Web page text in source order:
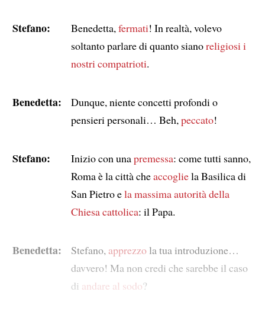
Stefano: Benedetta, fermati! In realtà, volevo
soltanto parlare di quanto sianoreligiosi i
nostri compatrioti.
Benedetta:
Dunque, niente concetti profondi o
pensieri personali… Beh, peccato!
Stefano: Inizio con unapremessa: come tutti sanno,
Roma è la città cheaccogliela Basilica di
San Pietro ela massima autorità della
Chiesa cattolica: il Papa.
Benedetta: Stefano, apprezzola tua introduzione…
davvero! Ma non credi che sarebbe il caso
di andare al sodo?